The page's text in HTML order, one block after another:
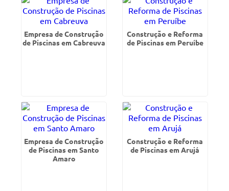
Empresa de Construção
de Piscinas em Cabreuva
Construção e Reforma
de Piscinas em Peruíbe
Empresa de Construção
de Piscinas em Santo
Amaro
Construção e Reforma
de Piscinas em Arujá